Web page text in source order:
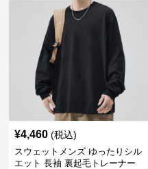
¥4,460 (税込)
スウェットメンズ ゆったりシル
エット 長袖 裏起毛トレーナー